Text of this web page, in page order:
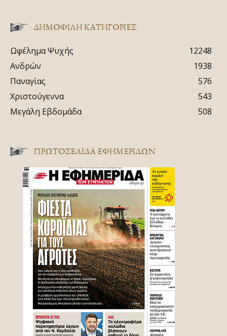
ΔΗΜΟΦΙΛΗ ΚΑΤΗΓΟΡΙΕΣ
Ωφέλημα Ψυχής
12248
Ανδρών
1938
Παναγίας
576
Χριστούγεννα
543
Μεγάλη Εβδομάδα
508
ΠΡΩΤΟΣΈΛΙΔΑ ΕΦΗΜΕΡΊΔΩΝ